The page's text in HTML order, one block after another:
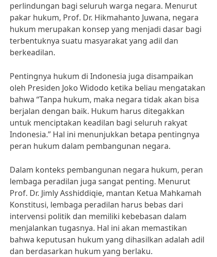
perlindungan bagi seluruh warga negara. Menurut
pakar hukum, Prof. Dr. Hikmahanto Juwana, negara
hukum merupakan konsep yang menjadi dasar bagi
terbentuknya suatu masyarakat yang adil dan
berkeadilan.
Pentingnya hukum di Indonesia juga disampaikan
oleh Presiden Joko Widodo ketika beliau mengatakan
bahwa “Tanpa hukum, maka negara tidak akan bisa
berjalan dengan baik. Hukum harus ditegakkan
untuk menciptakan keadilan bagi seluruh rakyat
Indonesia.” Hal ini menunjukkan betapa pentingnya
peran hukum dalam pembangunan negara.
Dalam konteks pembangunan negara hukum, peran
lembaga peradilan juga sangat penting. Menurut
Prof. Dr. Jimly Asshiddiqie, mantan Ketua Mahkamah
Konstitusi, lembaga peradilan harus bebas dari
intervensi politik dan memiliki kebebasan dalam
menjalankan tugasnya. Hal ini akan memastikan
bahwa keputusan hukum yang dihasilkan adalah adil
dan berdasarkan hukum yang berlaku.